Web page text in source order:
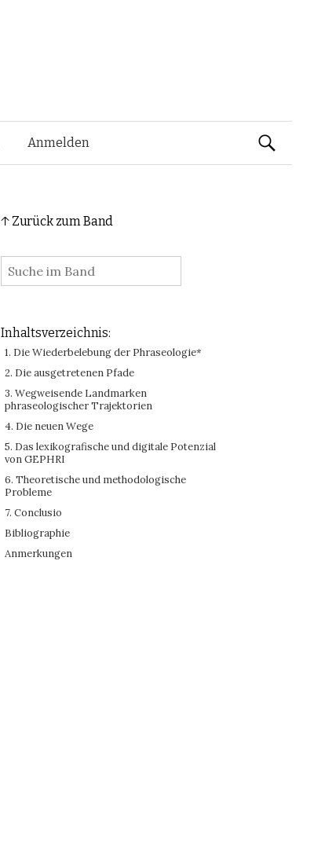
Anmelden Suchen
↑ Zurück zum Band
:
Inhaltsverzeichnis:
1. Die Wiederbelebung der Phraseologie*
2. Die ausgetretenen Pfade
3. Wegweisende Landmarken
phraseologischer Trajektorien
4. Die neuen Wege
5. Das lexikografische und digitale Potenzial
von GEPHRI
6. Theoretische und methodologische
Probleme
7. Conclusio
Bibliographie
Anmerkungen